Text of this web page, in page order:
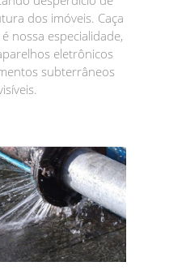
dos imóveis. Caça
nossa especialidade,
eletrônicos
subterrâneos